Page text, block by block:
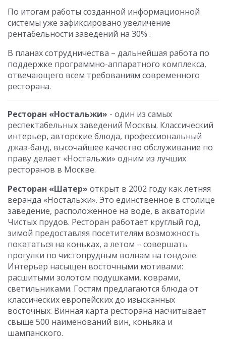
По итогам работы созданной информационной
системы уже зафиксировано увеличение
рентабельности заведений на 30% .
В планах сотрудничества – дальнейшая работа по
поддержке программно-аппаратного комплекса,
отвечающего всем требованиям современного
ресторана.
Ресторан «Ностальжи» - один из самых
респектабельных заведений Москвы. Классический
интерьер, авторские блюда, профессиональный
джаз-банд, высочайшее качество обслуживание по
праву делает «Ностальжи» одним из лучших
ресторанов в Москве.
Ресторан «Шатер» открыт в 2002 году как летняя
веранда «Ностальжи». Это единственное в столице
заведение, расположенное на воде, в акватории
Чистых прудов. Ресторан работает круглый год,
зимой предоставляя посетителям возможность
покататься на коньках, а летом – совершать
прогулки по чистопрудным волнам на гондоле.
Интерьер насыщен восточными мотивами:
расшитыми золотом подушками, коврами,
светильниками. Гостям предлагаются блюда от
классических европейских до изысканных
восточных. Винная карта ресторана насчитывает
свыше 500 наименований вин, коньяка и
шампанского.